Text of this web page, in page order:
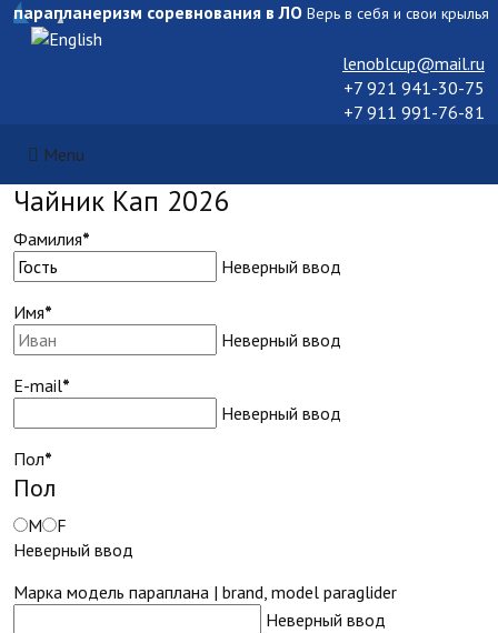
парапланеризм соревнования в ЛО Верь в себя и свои крылья
Выберите язык
lenoblcup@mail.ru
+7 921 941-30-75
+7 911 991-76-81
Menu
Чайник Кап 2026
Фамилия*
Неверный ввод
Имя*
Неверный ввод
E-mail*
Неверный ввод
Пол*
Пол
M
F
Неверный ввод
Марка модель параплана | brand, model paraglider
Неверный ввод